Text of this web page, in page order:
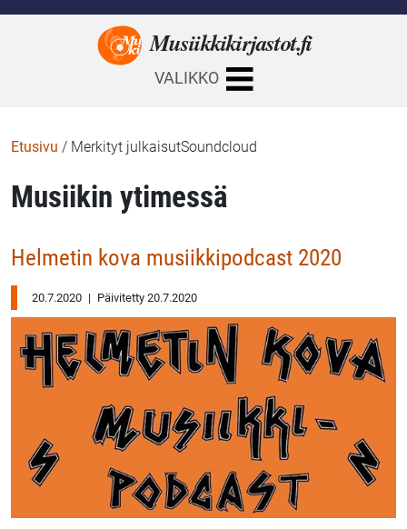
Musiikkikirjastot.fi
VALIKKO
Etusivu / Merkityt julkaisutSoundcloud
Musiikin ytimessä
Helmetin kova musiikkipodcast 2020
20.7.2020 | Päivitetty 20.7.2020